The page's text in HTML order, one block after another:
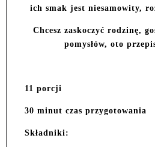
ich smak jest niesamowity,
Chcesz zaskoczyć rodzinę,
pomysłów, oto
11 porcji
30 minut czas przygotowania
Składniki: